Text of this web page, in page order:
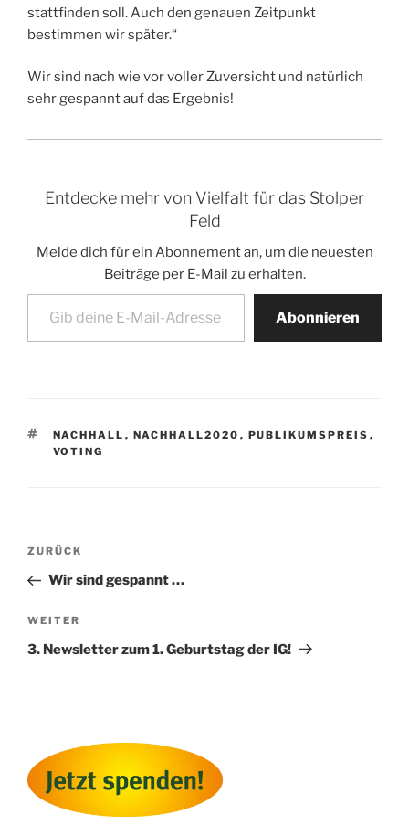
stattfinden soll. Auch den genauen Zeitpunkt
bestimmen wir später.“
Wir sind nach wie vor voller Zuversicht und natürlich
sehr gespannt auf das Ergebnis!
Entdecke mehr von Vielfalt für das Stolper
Feld
Melde dich für ein Abonnement an, um die neuesten
Beiträge per E-Mail zu erhalten.
Gib deine E-Mail-Adresse ein ...
Abonnieren
SCHLAGWÖRTER
NACHHALL , NACHHALL2020 , PUBLIKUMSPREIS ,
VOTING
Beitragsnavigation
Vorheriger
Beitrag
ZURÜCK
Wir sind gespannt …
Nächster
Beitrag
WEITER
3. Newsletter zum 1. Geburtstag der IG!